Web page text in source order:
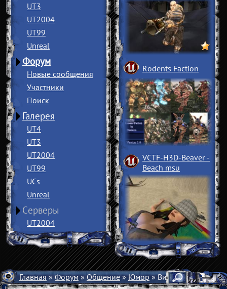
UT3
UT2004
UT99
Unreal
Форум
Новые сообщения
Участники
Поиск
Галерея
UT4
UT3
UT2004
UT99
UCs
Unreal
Серверы
UT2004
Rodents Faction
VCTF-H3D-Beaver ­
Beach msu
Главная»Форум»Общение»Юмор» Видео